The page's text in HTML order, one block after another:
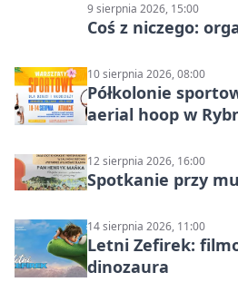
9 sierpnia 2026, 15:00
Coś z niczego:
10 sierpnia 2026, 08:00
Półkolonie
aerial hoop w
12 sierpnia 2026, 16:00
Spotkanie przy
14 sierpnia 2026, 11:00
Letni Zefirek:
dinozaura